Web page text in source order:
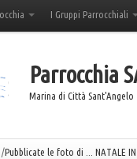
I Gruppi Parrocchiali
Parrocchia
Marina di Città Sant'Angelo -
/Pubblicate le foto di ... NATALE IN